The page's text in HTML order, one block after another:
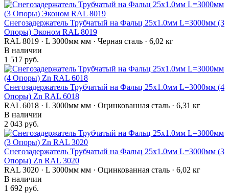
Снегозадержатель Трубчатый на Фальц 25х1.0мм L=3000мм (3
Опоры) Эконом RAL 8019
RAL 8019 · L 3000мм мм · Черная сталь · 6,02 кг
В наличии
1 517 руб.
Снегозадержатель Трубчатый на Фальц 25х1.0мм L=3000мм (4
Опоры) Zn RAL 6018
RAL 6018 · L 3000мм мм · Оцинкованная сталь · 6,31 кг
В наличии
2 043 руб.
Снегозадержатель Трубчатый на Фальц 25х1.0мм L=3000мм (3
Опоры) Zn RAL 3020
RAL 3020 · L 3000мм мм · Оцинкованная сталь · 6,02 кг
В наличии
1 692 руб.